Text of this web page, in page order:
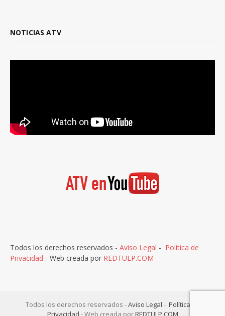
NOTICIAS ATV
Todos los derechos reservados - Aviso Legal - Política de
Privacidad - Web creada por REDTULP.COM
Todos los derechos reservados -Aviso Legal - Política de
Privacidad - Web creada porREDTULP.COM